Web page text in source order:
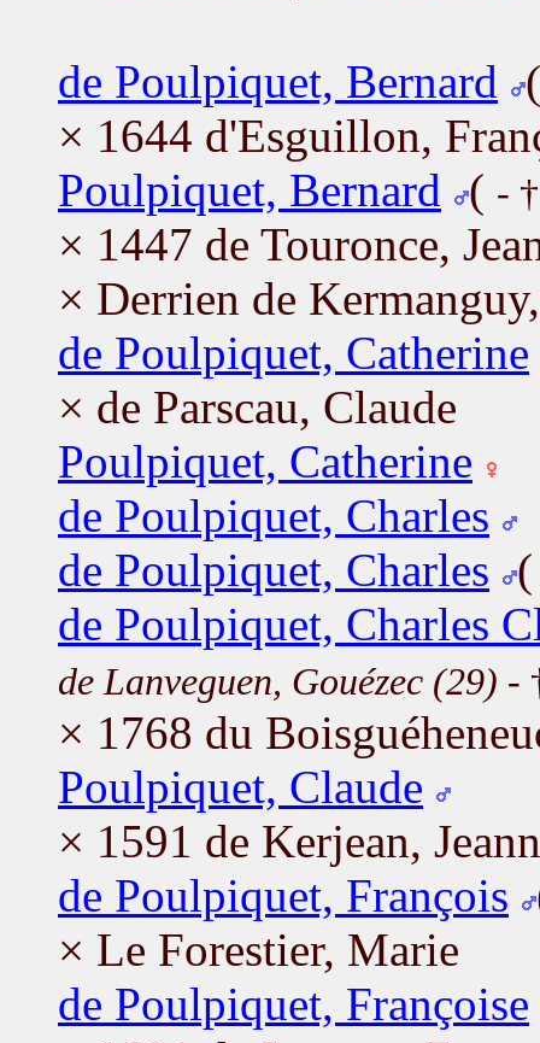
de Poulpiquet, Bernard
× 1644 d'Esguillon,
Poulpiquet, Bernard
( -
× 1447 de Touronce,
× Derrien de
de Poulpiquet, Catherine
× de Parscau, Claude
Poulpiquet, Catherine
de Poulpiquet, Charles
de Poulpiquet, Charles
de Poulpiquet, Charles
de Lanveguen, Gouézec (29) -
× 1768 du
Poulpiquet, Claude
× 1591 de Kerjean,
de Poulpiquet, François
× Le Forestier, Marie
de Poulpiquet, Françoise